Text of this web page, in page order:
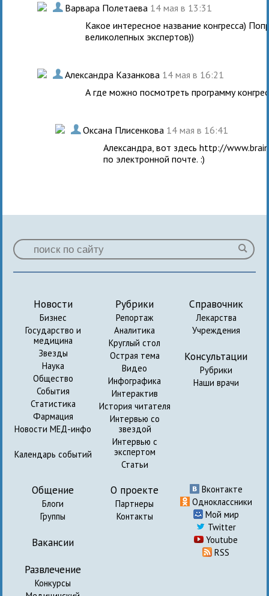
. Варвара Полетаева 14 мая в 13:31
Какое интересное название конгресса)
великолепных экспертов))
. Александра Казанкова 14 мая в 16:21
А где можно посмотреть программу
. Оксана Плисенкова 14 мая в 16:41
Александра, вот здесь http://
по электронной почте. :)
Новости
Бизнес
Государство и
медицина
Звезды
Наука
Общество
События
Статистика
Фармация
Новости МЕД-инфо
Календарь событий
Рубрики
Репортаж
Аналитика
Круглый стол
Острая тема
Видео
Инфографика
Интерактив
История читателя
Интервью со
звездой
Интервью с
экспертом
Статьи
Справочник
Лекарства
Учреждения
Консультации
Рубрики
Наши врачи
Общение
Блоги
Группы
Вакансии
Развлечение
Конкурсы
О проекте
Партнеры
Контакты
Вконтакте
Одноклассники
Мой мир
Twitter
Youtube
RSS